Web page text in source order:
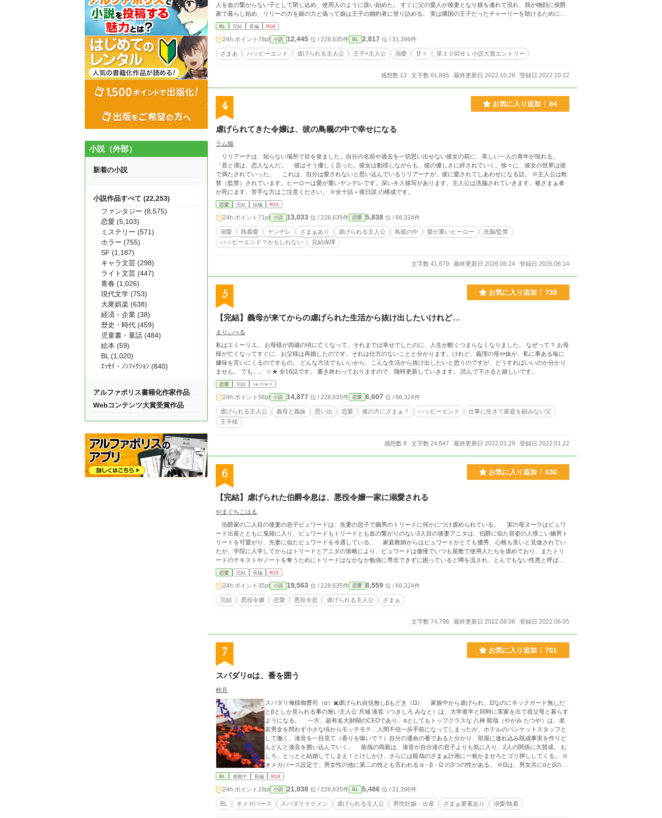
人を血の繋がらない子として閉じ込め、使用人のように扱い始めた。 すぐに父の愛人が後妻となり娘を連れて現れ、我が物顔に侯爵
家で暮らし始め、リリーの力を娘の力と偽って娘は王子の婚約者に登り詰める。 実は隣国の王子だったチャーリーを助けるために侯
爵家に忍び込んでいた騎士に助けられ、二人は家から逃げて隣国へ…。 ２人の幸せの始まりであり、侯爵家にいた者たちの破滅の始
まりだった。
BL 完結 長編 R18
24h.ポイント 78pt 小説 12,445 位 / 228,635件 BL 2,817 位 / 31,396件
ざまあ ハッピーエンド 虐げられる主人公 王子×主人公 溺愛 甘々 第１０回ＢＬ小説大賞エントリー
感想数 13 文字数 61,895 最終更新日 2022.10.28 登録日 2022.10.12
4 お気に入り追加 84
虐げられてきた令嬢は、彼の鳥籠の中で幸せになる
ラム猫
リリアーナは、知らない場所で目を覚ました。自分の名前や過去を一切思い出せない彼女の前に、美しい一人の青年が現れる。
「君と僕は、恋人なんだ」 彼はそう優しく言った。彼女は動揺しながらも、彼の優しさに絆されていく。徐々に、彼女の世界は彼
で満たされていった。 これは、自分は愛されないと思い込んでいるリリアーナが、彼に愛されてしあわせになる話。 ※主人公は軟
禁（監禁）されています。ヒーローは愛が重いヤンデレです。深いキス描写があります。主人公は洗脳されていきます。被ざまぁ者
が死にます。苦手な方はご注意ください。 ※全十話＋後日談 の構成です。
恋愛 完結 短編 R15
24h.ポイント 71pt 小説 13,033 位 / 228,635件 恋愛 5,838 位 / 66,324件
溺愛 執着愛 ヤンデレ ざまぁあり 虐げられる主人公 鳥籠の中 愛が重いヒーロー
洗脳/監禁
ハッピーエンド？かもしれない
完結保障
文字数 41,679 最終更新日 2026.06.24 登録日 2026.06.14
5 お気に入り追加 739
【完結】義母が来てからの虐げられた生活から抜け出したいけれど…
まりぃべる
私はエミーリエ。 お母様が四歳の頃に亡くなって、それまでは幸せでしたのに、人生が酷くつまらなくなりました。 なぜって？ お母
様が亡くなってすぐに、お父様は再婚したのです。それは仕方のないことと分かります。けれど、義理の母や妹が、私に事ある毎に
嫌味を言いにくるのですもの。 どんな方法でもいいから、こんな生活から抜け出したいと思うのですが、どうすればいいのか分かり
ません。 でも…。 ☆★ 全16話です。 書き終わっておりますので、随時更新していきます。 読んで下さると嬉しいです。
恋愛 完結 ｼｮｰﾄｼｮｰﾄ
24h.ポイント 56pt 小説 14,877 位 / 228,635件 恋愛 6,607 位 / 66,324件
虐げられる主人公 義母と義妹 思い出 恋愛 後の方にざまぁ？ ハッピーエンド
仕事に生きて家庭を顧みない父
王子様
感想数 8 文字数 24,647 最終更新日 2022.01.29 登録日 2022.01.22
6 お気に入り追加 636
【完結】虐げられた伯爵令息は、悪役令嬢一家に溺愛される
やまぐちこはる
伯爵家の二人目の後妻の息子ビュワードは、先妻の息子で嫡男のトリードに何かにつけ虐められている。 実の母ヌーラはビュワ
ード出産とともに鬼籍に入り、ビュワードもトリードとも血の繋がりのない3人目の後妻アニタは、伯爵に似た容姿の人懐こい嫡男ト
リードを可愛がり、先妻に似たビュワードを冷遇している。 家庭教師からはビュワードがとても優秀、心根も良いと見做されてい
たが、学院に入学してからはトリードとアニタの策略により、ビュワードは傲慢でいつも屋敷で使用人たちを虐めており、またトリ
ードのテキストやノートを奪うためにトリードはなかなか勉強に専念できずに困っていると噂を流され、とんでもない性悪と呼ばれ
るようになっていた。 試験の成績がよくてもカンニングや兄の勉強の成果を横取りしていると見做されて、教師たちにも認めても
らうことができず、いくら訴えても誰の耳にも届かない。屋敷の使用人たちからも目を背けられ、その服は裾がほつれ、姿は汚れて
いた。 最低のヤツと後ろ指を指され、俯いて歩くようになったビュワードは、ある日他の学院で問題を起こして転入してきたゴー
ルディア・ミリタス侯爵令嬢とぶつかってしまう。 ゴールディアは前の学院を虐めで退学させられた、所謂悪役令嬢であった。 ∈
∈∈∈∈∈∈ 設定上こどもの虐待シーンがあります。直接的な表現はなるべく避けていますが、苦手な方はご注意ください。 ※設定は
恋愛 完結 長編 R15
24h.ポイント 35pt 小説 19,563 位 / 228,635件 恋愛 8,559 位 / 66,324件
完結 悪役令嬢 恋愛 悪役令息 虐げられる主人公 ざまぁ
文字数 74,796 最終更新日 2022.08.06 登録日 2022.06.05
7 お気に入り追加 701
スパダリαは、番を囲う
梓月
スパダリ俺様御曹司（α）✖️虐げられ自信無しβもどき（Ω） 家族中から虐げられ、Ωなのにネックガード無しだ
とβとしか見られる事の無い主人公 月城 湊音（つきしろ みなと）は、大学進学と同時に実家を出て祖父母と暮らす
ようになる。 一方、超有名大財閥のCEOであり、αとしてもトップクラスな 八神 龍哉（やがみ たつや）は、老
若男女を問わず小さな頃からモッテモテ…人間不信一歩手前になってしまったが、ホテルのバンケットスタッフと
して働く、湊音を一目見て（香りを嗅いで？）自分の運命の番であると分かり、部屋に連れ込み既成事実を作りど
んどんと湊音を囲い込んでいく。 龍哉の両親は、湊音が自分達の息子よりも気に入り、2人の関係に大賛成。 む
しろ、とっとと結婚してしまえ！とけしかけ、さらには龍哉のざまぁ計画に一枚かませろとゴリ押ししてくる。 ※
オメガバース設定で、男女性の他に第二の性とも言われる α・β・Ω の3つの性がある。 ※Ωは、男女共にαとβの子
供を産むことが出来るが、番になれるのはαとだけ。 ※上記設定の為、男性妊娠・出産の表記あり。 ※表紙は、簡
BL 連載中 長編 R18
24h.ポイント 28pt 小説 21,838 位 / 228,635件 BL 5,486 位 / 31,396件
BL オメガバース スパダリイケメン 虐げられる主人公 男性妊娠・出産 ざまぁ要素あり 溺愛/執着
小説（外部）
新着の小説
小説作品すべて (22,253)
ファンタジー (8,575)
恋愛 (5,103)
ミステリー (571)
ホラー (755)
SF (1,187)
キャラ文芸 (298)
ライト文芸 (447)
青春 (1,026)
現代文学 (753)
大衆娯楽 (638)
経済・企業 (38)
歴史・時代 (459)
児童書・童話 (484)
絵本 (59)
BL (1,020)
ｴｯｾｲ・ﾉﾝﾌｨｸｼｮﾝ (840)
アルファポリス書籍化作家作品
Webコンテンツ大賞受賞作品